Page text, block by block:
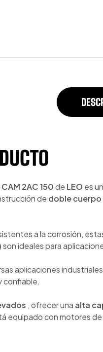
2AC 150de LEO es
de doble cuerpo
a la corrosión,
son ideales para
aplicaciones
confiable.
, ofrecer una alta
equipado con motores